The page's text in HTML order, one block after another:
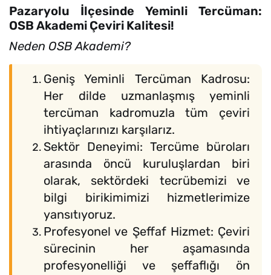
Pazaryolu İlçesinde Yeminli Tercüman:
OSB Akademi Çeviri Kalitesi!
Neden OSB Akademi?
Geniş Yeminli Tercüman Kadrosu:
Her dilde uzmanlaşmış yeminli
tercüman kadromuzla tüm çeviri
ihtiyaçlarınızı karşılarız.
Sektör Deneyimi: Tercüme büroları
arasında öncü kuruluşlardan biri
olarak, sektördeki tecrübemizi ve
bilgi birikimimizi hizmetlerimize
yansıtıyoruz.
Profesyonel ve Şeffaf Hizmet: Çeviri
sürecinin her aşamasında
profesyonelliği ve şeffaflığı ön